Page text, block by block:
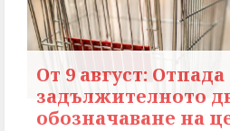
От 9 август: Отпада
задължителното
обозначаване на